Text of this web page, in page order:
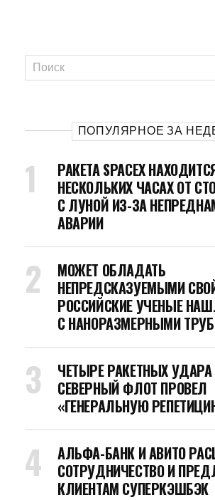
ПОПУЛЯРНОЕ ЗА
РАКЕТА SPACEX
НЕСКОЛЬКИХ ЧАСАХ ОТ
С ЛУНОЙ ИЗ-ЗА
АВАРИИ
МОЖЕТ ОБЛАДАТЬ
НЕПРЕДСКАЗУЕМЫМИ
РОССИЙСКИЕ УЧЕНЫЕ
С НАНОРАЗМЕРНЫМИ
ЧЕТЫРЕ РАКЕТНЫХ УДАРА
СЕВЕРНЫЙ ФЛОТ ПРОВЕЛ
«ГЕНЕРАЛЬНУЮ
АЛЬФА-БАНК И АВИТО
СОТРУДНИЧЕСТВО И
КЛИЕНТАМ СУПЕРКЭШБЭК